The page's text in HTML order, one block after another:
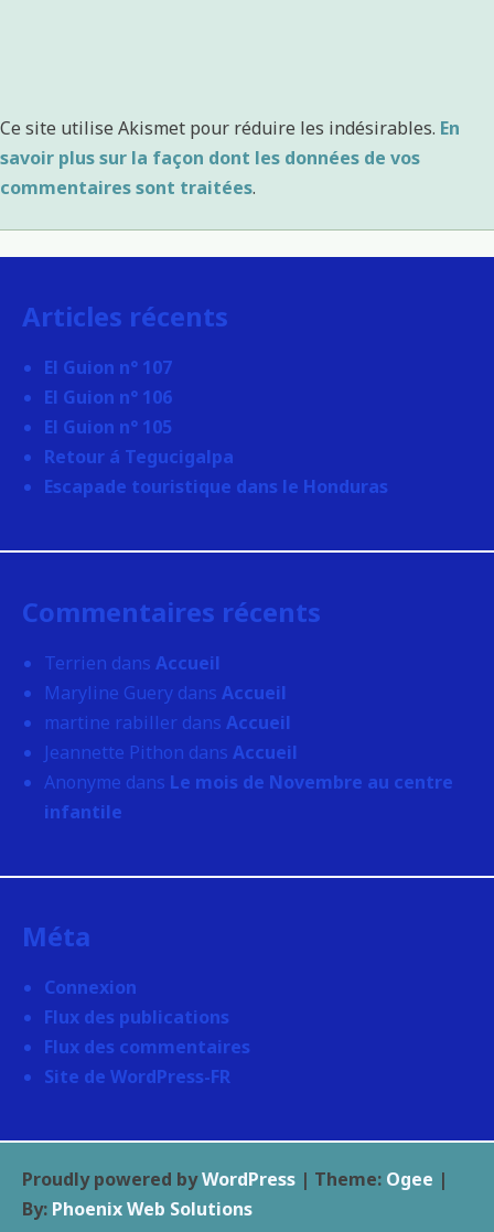
Ce site utilise Akismet pour réduire les indésirables. En
savoir plus sur la façon dont les données de vos
commentaires sont traitées.
Articles récents
El Guion n° 107
El Guion n° 106
El Guion n° 105
Retour á Tegucigalpa
Escapade touristique dans le Honduras
Commentaires récents
Terrien dans Accueil
Maryline Guery dans Accueil
martine rabiller dans Accueil
Jeannette Pithon dans Accueil
Anonyme dans Le mois de Novembre au centre
infantile
Méta
Connexion
Flux des publications
Flux des commentaires
Site de WordPress-FR
Proudly powered byWordPress | Theme: Ogee |
By: Phoenix Web Solutions